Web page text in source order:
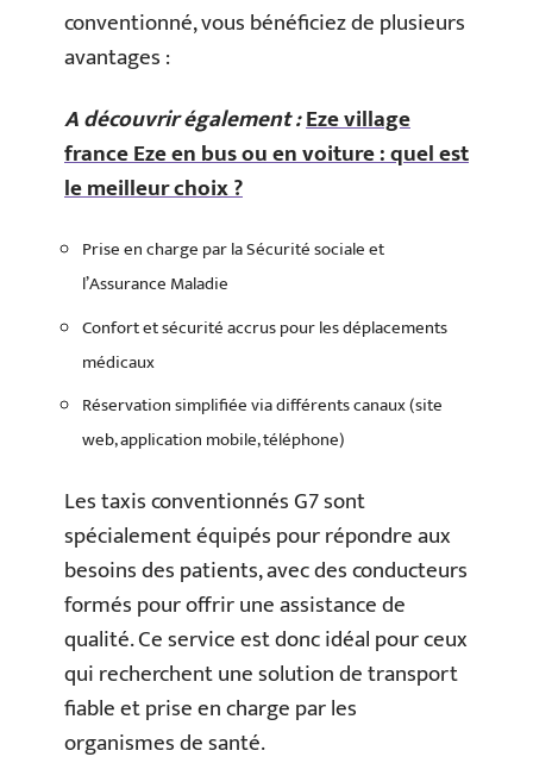
conventionné, vous bénéficiez de plusieurs
avantages :
A découvrir également :Eze village
france Eze en bus ou en voiture : quel est
le meilleur choix ?
Prise en charge par la Sécurité sociale et
l’Assurance Maladie
Confort et sécurité accrus pour les déplacements
médicaux
Réservation simplifiée via différents canaux (site
web, application mobile, téléphone)
Les taxis conventionnés G7 sont
spécialement équipés pour répondre aux
besoins des patients, avec des conducteurs
formés pour offrir une assistance de
qualité. Ce service est donc idéal pour ceux
qui recherchent une solution de transport
fiable et prise en charge par les
organismes de santé.